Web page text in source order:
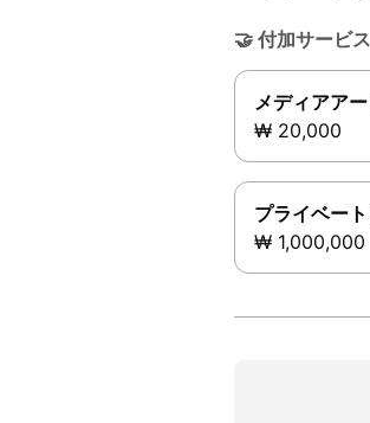
🤝 付加サービス
₩ 20,000
₩ 1,000,000